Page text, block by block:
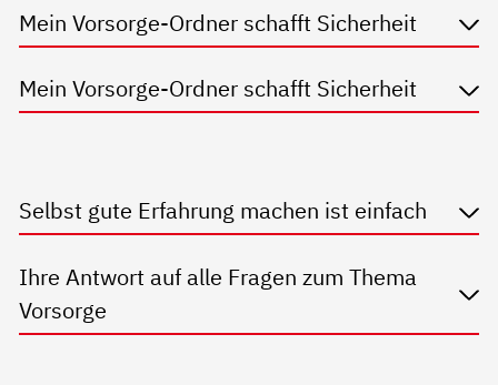
Mein Vorsorge-Ordner schafft Sicherheit
Mein Vorsorge-Ordner schafft Sicherheit
Selbst gute Erfahrung machen ist einfach
Ihre Antwort auf alle Fragen zum Thema
Vorsorge